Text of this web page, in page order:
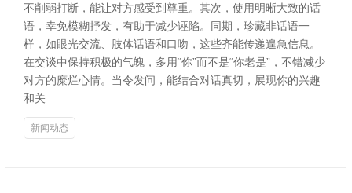
不削弱打断，能让对方感受到尊重。其次，使用明晰大致的话
语，幸免模糊抒发，有助于减少诬陷。同期，珍藏非话语一
样，如眼光交流、肢体话语和口吻，这些齐能传递遑急信息。
在交谈中保持积极的气魄，多用“你”而不是“你老是”，不错减少
对方的糜烂心情。当令发问，能结合对话真切，展现你的兴趣
和关
新闻动态